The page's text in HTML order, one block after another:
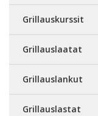
Grillauskurssit
Grillauslaatat
Grillauslankut
Grillauslastat